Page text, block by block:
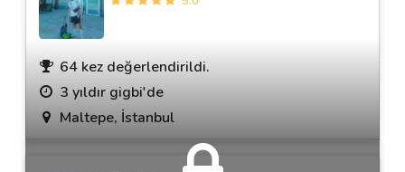
64 kez değerlendirildi.
3 yıldır gigbi'de
Maltepe, İstanbul